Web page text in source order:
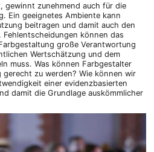
gewinnt zunehmend auch für die
Ein geeignetes Ambiente kann
beitragen und damit auch den
können das
große Verantwortung
Wertschätzung und dem
muss. Was können Farbgestalter
zu werden? Wie können wir
einer evidenzbasierten
damit die Grundlage auskömmlicher